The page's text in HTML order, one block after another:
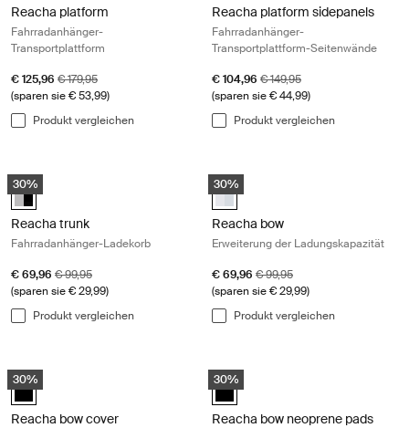
Reacha platform
Fahrradanhänger-
Transportplattform
Aktionspreis
€ 125,96 Originalpreis
€ 179,95
(sparen sie € 53,99)
Produkt vergleichen
Reacha platform sidepanels
Fahrradanhänger-
Transportplattform-Seitenwände
Aktionspreis
€ 104,96 Originalpreis
€ 149,95
(sparen sie € 44,99)
Produkt vergleichen
Reacha trunk Fahrradanhänger-Ladekorb Aluminum/black
30%
Reacha trunk Aluminum/Black (selected)
Reacha trunk
Fahrradanhänger-Ladekorb
Aktionspreis
€ 69,96 Originalpreis
€ 99,95
(sparen sie € 29,99)
Produkt vergleichen
Reacha bow Erweiterung der
30%
Reacha bow Aluminium (selected)
Reacha bow
Erweiterung der Ladungskapazität
Aktionspreis
€ 69,96 Originalpreis
€ 99,95
(sparen sie € 29,99)
Produkt vergleichen
Reacha bow cover Seitenwand für Bügel Black
30%
Reacha bow cover Schwarz (selected)
Reacha bow cover
Reacha bow neoprene pads
30%
Reacha bow neoprene pads
Reacha bow neoprene pads